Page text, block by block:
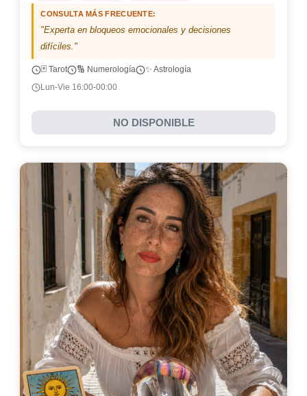
CONSULTA MÁS FRECUENTE:
"Experta en bloqueos emocionales y decisiones
difíciles."
🃏 Tarot 🔢 Numerología
✨ Astrología
Lun-Vie 16:00-00:00
NO DISPONIBLE